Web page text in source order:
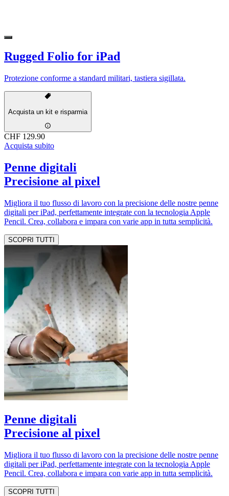
Rugged Folio for iPad
Protezione conforme a standard militari, tastiera sigillata.
Acquista un kit e risparmia
CHF 129.90
Acquista subito
Penne digitali
Precisione al pixel
Migliora il tuo flusso di lavoro con la precisione delle nostre penne
digitali per iPad, perfettamente integrate con la tecnologia Apple
Pencil. Crea, collabora e impara con varie app in tutta semplicità.
SCOPRI TUTTI
Penne digitali
Precisione al pixel
Migliora il tuo flusso di lavoro con la precisione delle nostre penne
digitali per iPad, perfettamente integrate con la tecnologia Apple
Pencil. Crea, collabora e impara con varie app in tutta semplicità.
SCOPRI TUTTI